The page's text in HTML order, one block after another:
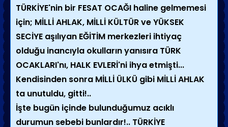
TÜRKİYE'nin bir FESAT OCAĞI haline gelmemesi
için; MİLLİ AHLAK, MİLLİ KÜLTÜR ve YÜKSEK
SECİYE aşılıyan EĞİTİM merkezleri ihtiyaç
olduğu inancıyla okulların yanısıra TÜRK
OCAKLARI'nı, HALK EVLERİ'ni ihya etmişti...
Kendisinden sonra MİLLİ ÜLKÜ gibi MİLLİ AHLAK
ta unutuldu, gitti!..
İşte bugün içinde bulunduğumuz acıklı
durumun sebebi bunlardır!.. TÜRKİYE